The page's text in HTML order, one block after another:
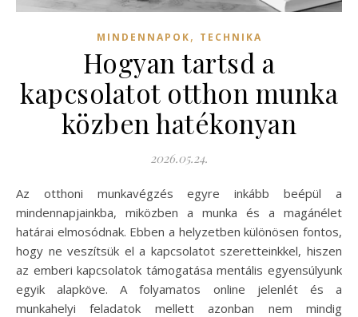
MINDENNAPOK, TECHNIKA
Hogyan tartsd a
kapcsolatot otthon munka
közben hatékonyan
2026.05.24.
Az otthoni munkavégzés egyre inkább beépül a
mindennapjainkba, miközben a munka és a magánélet
határai elmosódnak. Ebben a helyzetben különösen fontos,
hogy ne veszítsük el a kapcsolatot szeretteinkkel, hiszen
az emberi kapcsolatok támogatása mentális egyensúlyunk
egyik alapköve. A folyamatos online jelenlét és a
munkahelyi feladatok mellett azonban nem mindig